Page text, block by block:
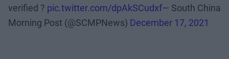
verified ? pic.twitter.com/dpAkSCudxf— South China
Morning Post (@SCMPNews) December 17, 2021